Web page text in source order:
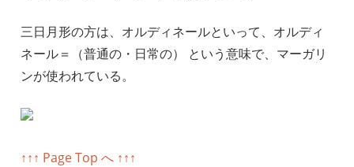
三日月形の方は、オルディネールといって、オルディ
ネール＝（普通の・日常の） という意味で、マーガリ
ンが使われている。
↑↑↑ Page Top へ ↑↑↑